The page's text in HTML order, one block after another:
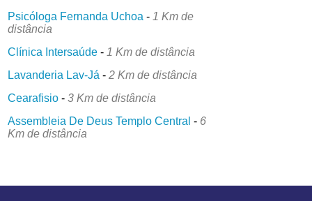
Psicóloga Fernanda Uchoa - 1 Km de
distância
Clínica Intersaúde - 1 Km de distância
Lavanderia Lav-Já -2 Km de distância
Cearafisio -3 Km de distância
Assembleia De Deus Templo Central - 6
Km de distância